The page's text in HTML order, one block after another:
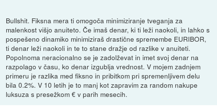
Bullshit. Fiksna mera ti omogoča minimiziranje tveganja za
malenkost višjo anuiteto. Če imaš denar, ki ti leži naokoli, in lahko s
pospešeno dinamiko minimiziraš drastične spremembe EURIBOR,
ti denar leži naokoli in te to stane dražje od razlike v anuiteti.
Popolnoma neracionalno se je zadolževat in imet svoj denar na
razpolago v času, ko denar izgublja vrednost. V mojem zadnjem
primeru je razlika med fiksno in pribitkom pri spremenljivem delu
bila 0.2%. V 10 letih je to manj kot zapravim za random nakupe
luksuza s presežkom € v parih mesecih.